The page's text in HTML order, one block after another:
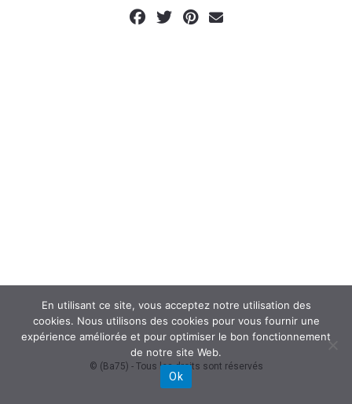
© (Ba75) - Tous les droits sont réservés
En utilisant ce site, vous acceptez notre utilisation des
cookies. Nous utilisons des cookies pour vous fournir une
expérience améliorée et pour optimiser le bon fonctionnement
de notre site Web.
Ok